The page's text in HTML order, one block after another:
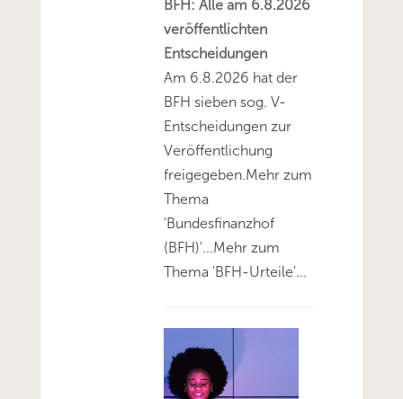
BFH: Alle am 6.8.2026
veröffentlichten
Entscheidungen
Am 6.8.2026 hat der
BFH sieben sog. V-
Entscheidungen zur
Veröffentlichung
freigegeben.Mehr zum
Thema
'Bundesfinanzhof
(BFH)'...Mehr zum
Thema 'BFH-Urteile'...